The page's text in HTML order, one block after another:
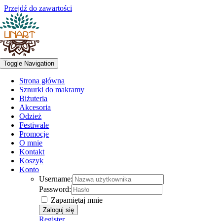
Przejdź do zawartości
Toggle Navigation
Strona główna
Sznurki do makramy
Biżuteria
Akcesoria
Odzież
Festiwale
Promocje
O mnie
Kontakt
Koszyk
Konto
Username:
Password:
Zapamiętaj mnie
Register